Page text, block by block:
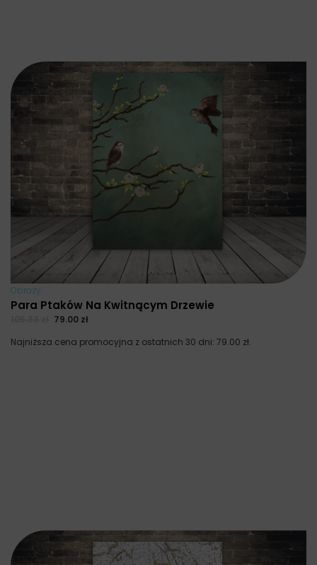
Obrazy
Para Ptaków Na Kwitnącym Drzewie
79.00 zł
Najniższa cena promocyjna z ostatnich 30 dni: 79.00 zł.